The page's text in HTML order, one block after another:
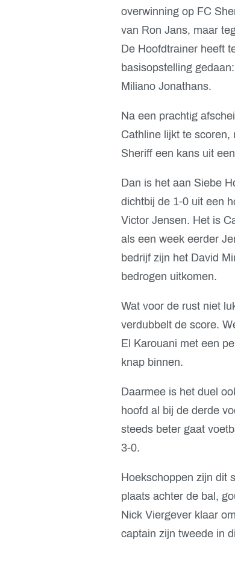
overwinning op FC
van Ron Jans, maar
De Hoofdtrainer heeft
basisopstelling
Miliano Jonathans.
Na een prachtig
Cathline lijkt te scoren,
Sheriff een kans uit
Dan is het aan Siebe
dichtbij de 1-0 uit een
Victor Jensen. Het is
als een week eerder
bedrijf zijn het David
bedrogen uitkomen.
Wat voor de rust niet
verdubbelt de score.
El Karouani met een
knap binnen.
Daarmee is het duel
hoofd al bij de derde
steeds beter gaat
3-0.
Hoekschoppen zijn dit
plaats achter de bal,
Nick Viergever klaar
captain zijn tweede in